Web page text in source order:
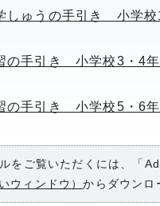
ゅうの手引き 小学校
手引き 小学校3・4年
手引き 小学校5・6年
をご覧いただくには、「
ウィンドウ）からダウンロ